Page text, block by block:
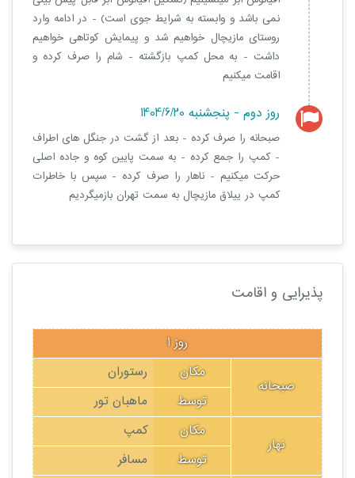
نمی باشد و وابسته به شرایط جوی است) - در ادامه وارد
روستای مازیچال خواهیم شد و پیمایش کوتاهی خواهیم
داشت - به محل کمپ بازگشته - شام را صرف کرده و
اقامت میکنیم
روز دوم - پنجشنبه 1404/6/20
صبحانه را صرف کرده - بعد از گشت در جنگل های اطراف
- کمپ را جمع کرده - به سمت پایین کوه و جاده اصلی
حرکت میکنیم - ناهار را صرف کرده - سپس با خاطرات
کمپ در ییلاق مازیچال به سمت تهران بازمیگردیم
پذیرایی و اقامت
روز 1
صبحانه
مکان
رستوران
توسط
ماهبان تور
نهار
مکان
کمپ
توسط
مسافر